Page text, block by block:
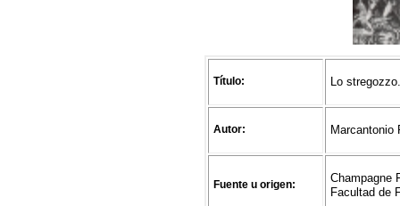
Título: Lo stregozzo.
Autor: Marcantonio
Fuente u origen:
Champagne
Facultad de